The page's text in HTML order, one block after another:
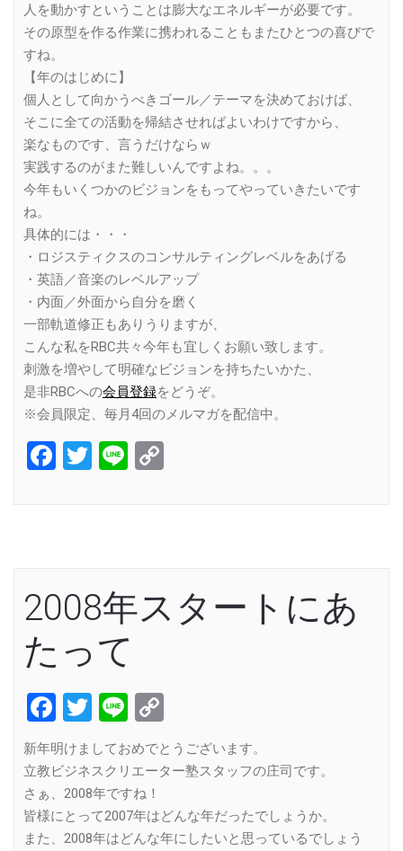
人を動かすということは膨大なエネルギーが必要です。
その原型を作る作業に携われることもまたひとつの喜びで
すね。
【年のはじめに】
個人として向かうべきゴール／テーマを決めておけば、
そこに全ての活動を帰結させればよいわけですから、
楽なものです、言うだけならｗ
実践するのがまた難しいんですよね。。。
今年もいくつかのビジョンをもってやっていきたいです
ね。
具体的には・・・
・ロジスティクスのコンサルティングレベルをあげる
・英語／音楽のレベルアップ
・内面／外面から自分を磨く
一部軌道修正もありうりますが、
こんな私をRBC共々今年も宜しくお願い致します。
刺激を増やして明確なビジョンを持ちたいかた、
是非RBCへの会員登録をどうぞ。
※会員限定、毎月4回のメルマガを配信中。
Facebook
Twitter
Line
2008年スタートにあ
たって
Facebook
Twitter
Line
Link
新年明けましておめでとうございます。
立教ビジネスクリエーター塾スタッフの庄司です。
さぁ、2008年ですね！
皆様にとって2007年はどんな年だったでしょうか。
また、2008年はどんな年にしたいと思っているでしょう